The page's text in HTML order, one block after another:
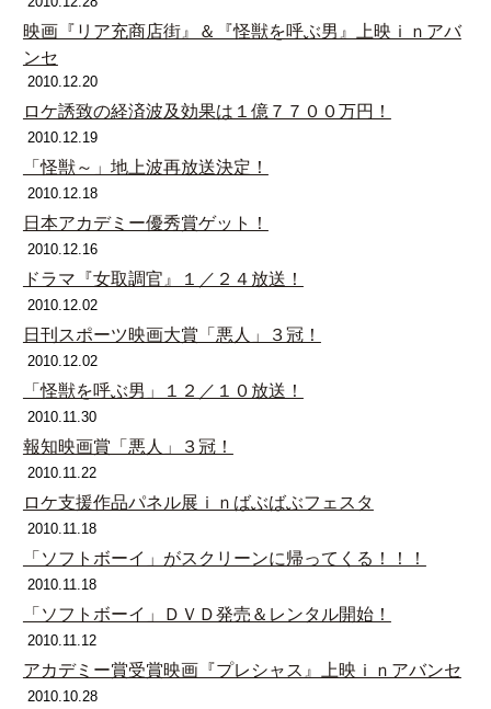
映画『リア充商店街』＆『怪獣を呼ぶ男』上映ｉｎアバ
ンセ
2010.12.20
ロケ誘致の経済波及効果は１億７７００万円！
2010.12.19
「怪獣～」地上波再放送決定！
2010.12.18
日本アカデミー優秀賞ゲット！
2010.12.16
ドラマ『女取調官』１／２４放送！
2010.12.02
日刊スポーツ映画大賞「悪人」３冠！
2010.12.02
「怪獣を呼ぶ男」１２／１０放送！
2010.11.30
報知映画賞「悪人」３冠！
2010.11.22
ロケ支援作品パネル展ｉｎばぶばぶフェスタ
2010.11.18
「ソフトボーイ」がスクリーンに帰ってくる！！！
2010.11.18
「ソフトボーイ」ＤＶＤ発売＆レンタル開始！
2010.11.12
アカデミー賞受賞映画『プレシャス』上映ｉｎアバンセ
2010.10.28